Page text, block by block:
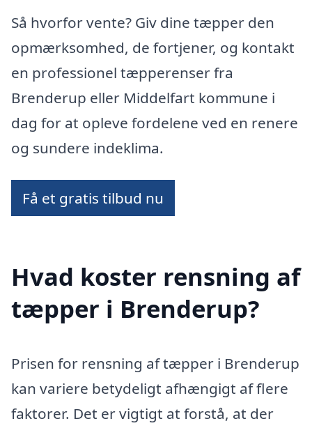
Så hvorfor vente? Giv dine tæpper den
opmærksomhed, de fortjener, og kontakt
en professionel tæpperenser fra
Brenderup eller Middelfart kommune i
dag for at opleve fordelene ved en renere
og sundere indeklima.
Få et gratis tilbud nu
Hvad koster rensning af
tæpper i Brenderup?
Prisen for rensning af tæpper i Brenderup
kan variere betydeligt afhængigt af flere
faktorer. Det er vigtigt at forstå, at der